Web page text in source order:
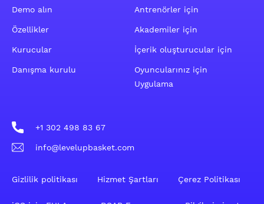
Demo alın
Özellikler
Kurucular
Danışma kurulu
Antrenörler için
Akademiler için
İçerik oluşturucular için
Oyuncularınız için
Uygulama
+1 302 498 83 67
info@levelupbasket.com
Gizlilik politikası Hizmet Şartları Çerez Politikası